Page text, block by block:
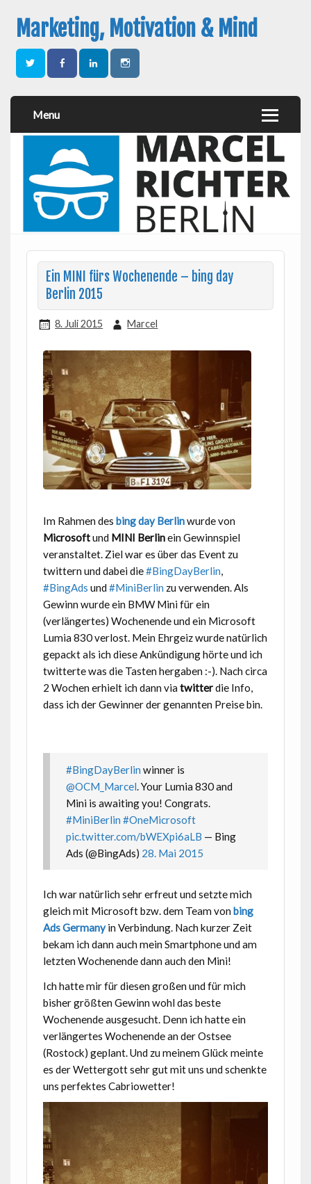
Marketing, Motivation & Mind
Menu
Ein MINI fürs Wochenende – bing day
Berlin 2015
8. Juli 2015 Marcel
Im Rahmen des bing day Berlinwurde von
Microsoftund MINI Berlinein Gewinnspiel
veranstaltet. Ziel war es über das Event zu
twittern und dabei die#BingDayBerlin,
#BingAds und #MiniBerlin zu verwenden. Als
Gewinn wurde ein BMW Mini für ein
(verlängertes) Wochenende und ein Microsoft
Lumia 830 verlost. Mein Ehrgeiz wurde natürlich
gepackt als ich diese Ankündigung hörte und ich
twitterte was die Tasten hergaben :-). Nach circa
2 Wochen erhielt ich dann via twitterdie Info,
dass ich der Gewinner der genannten Preise bin.
#BingDayBerlin winner is
@OCM_Marcel. Your Lumia 830 and
Mini is awaiting you! Congrats.
#MiniBerlin #OneMicrosoft
pic.twitter.com/bWEXpi6aLB — Bing
Ads (@BingAds) 28. Mai 2015
Ich war natürlich sehr erfreut und setzte mich
gleich mit Microsoft bzw. dem Team von bing
Ads Germanyin Verbindung. Nach kurzer Zeit
bekam ich dann auch mein Smartphone und am
letzten Wochenende dann auch den Mini!
Ich hatte mir für diesen großen und für mich
bisher größten Gewinn wohl das beste
Wochenende ausgesucht. Denn ich hatte ein
verlängertes Wochenende an der Ostsee
(Rostock) geplant. Und zu meinem Glück meinte
es der Wettergott sehr gut mit uns und schenkte
uns perfektes Cabriowetter!